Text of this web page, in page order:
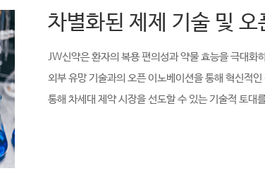
차별화된 제제 기술 및
JW신약은 환자의 복용 편의성과 약물 효능을 극대화
외부 유망 기술과의 오픈 이노베이션을 통해 혁신적
통해 차세대 제약 시장을 선도할 수 있는 기술적 토대